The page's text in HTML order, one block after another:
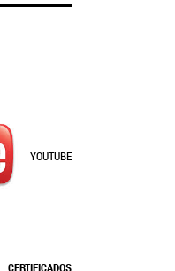
YOUTUBE
CERTIFICADOS